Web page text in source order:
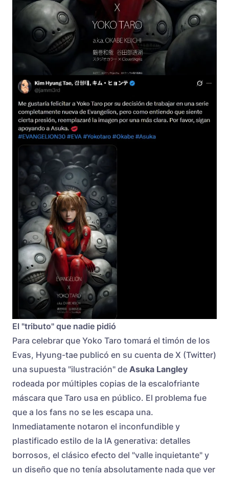
El "tributo" que nadie pidió
Para celebrar que Yoko Taro tomará el timón de los
Evas, Hyung-tae publicó en su cuenta de X (Twitter)
una supuesta "ilustración" de Asuka Langley
rodeada por múltiples copias de la escalofriante
máscara que Taro usa en público. El problema fue
que a los fans no se les escapa una.
Inmediatamente notaron el inconfundible y
plastificado estilo de la IA generativa: detalles
borrosos, el clásico efecto del "valle inquietante" y
un diseño que no tenía absolutamente nada que ver